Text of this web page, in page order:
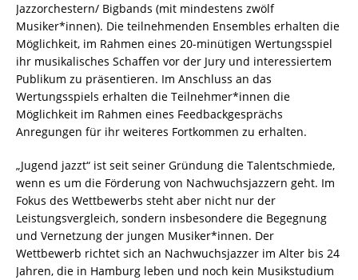
Jazzorchestern/ Bigbands (mit mindestens zwölf
Musiker*innen). Die teilnehmenden Ensembles erhalten die
Möglichkeit, im Rahmen eines 20-minütigen Wertungsspiel
ihr musikalisches Schaffen vor der Jury und interessiertem
Publikum zu präsentieren. Im Anschluss an das
Wertungsspiels erhalten die Teilnehmer*innen die
Möglichkeit im Rahmen eines Feedbackgesprächs
Anregungen für ihr weiteres Fortkommen zu erhalten.
„Jugend jazzt“ ist seit seiner Gründung die Talentschmiede,
wenn es um die Förderung von Nachwuchsjazzern geht. Im
Fokus des Wettbewerbs steht aber nicht nur der
Leistungsvergleich, sondern insbesondere die Begegnung
und Vernetzung der jungen Musiker*innen. Der
Wettbewerb richtet sich an Nachwuchsjazzer im Alter bis 24
Jahren, die in Hamburg leben und noch kein Musikstudium